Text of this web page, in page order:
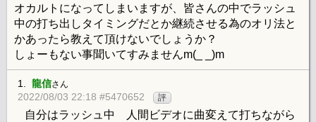
オカルトになってしまいますが、皆さんの中でラッシュ
中の打ち出しタイミングだとか継続させる為のオリ法と
かあったら教えて頂けないでしょうか？
しょーもない事聞いてすみませんm(_ _)m
1. 龍信さん
2022/08/03 22:18 #5470652 評
自分はラッシュ中 人間ビデオに曲変えて打ちながら